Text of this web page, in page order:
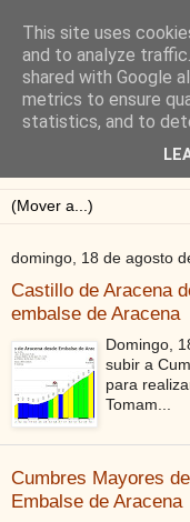
Blog de
Vicente
Blog sobre ciclismo:
domingo, 18 de agosto
Castillo de Aracena
embalse de Aracena
Domingo,
subir a
para
Tomam...
Cumbres Mayores
Embalse de Aracena
This site uses
and to analyze
shared with Google
metrics to ensure
statistics, and to